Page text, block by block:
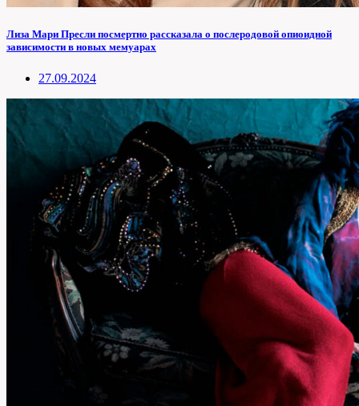
Лиза Мари Пресли посмертно рассказала о послеродовой опиоидной
зависимости в новых мемуарах
27.09.2024